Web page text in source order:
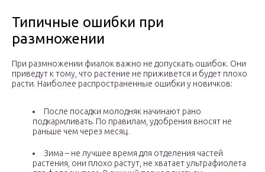
Типичные ошибки при
размножении
При размножении фиалок важно не допускать ошибок. Они
приведут к тому, что растение не приживется и будет плохо
расти. Наиболее распространенные ошибки у новичков:
После посадки молодняк начинают рано
подкармливать. По правилам, удобрения вносят не
раньше чем через месяц.
Зима – не лучшее время для отделения частей
растения, они плохо растут, не хватает ультрафиолета